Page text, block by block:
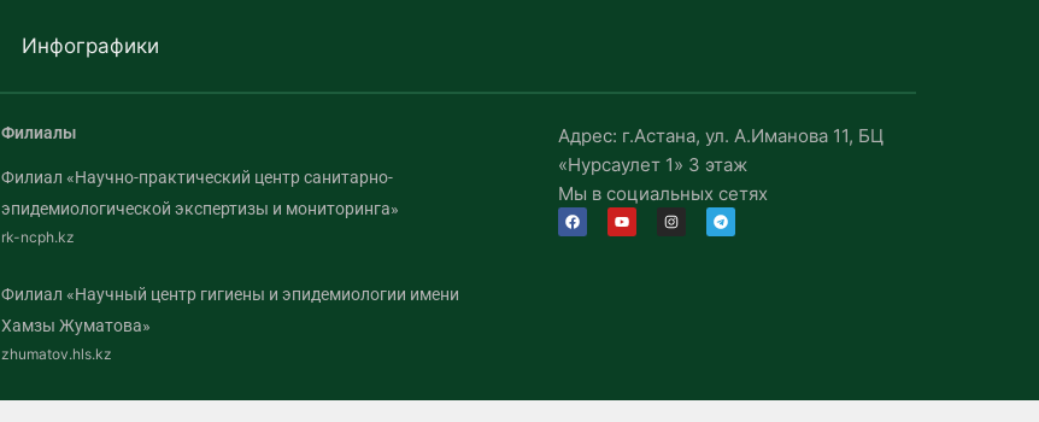
Инфографики
Филиалы
Филиал «Научно-практический центр санитарно-
эпидемиологической экспертизы и мониторинга»
rk-ncph.kz
Филиал «Научный центр гигиены и эпидемиологии имени
Хамзы Жуматова»
zhumatov.hls.kz
Адрес: г.Астана, ул. А.Иманова 11, БЦ
«Нурсаулет 1» 3 этаж
Мы в социальных сетях